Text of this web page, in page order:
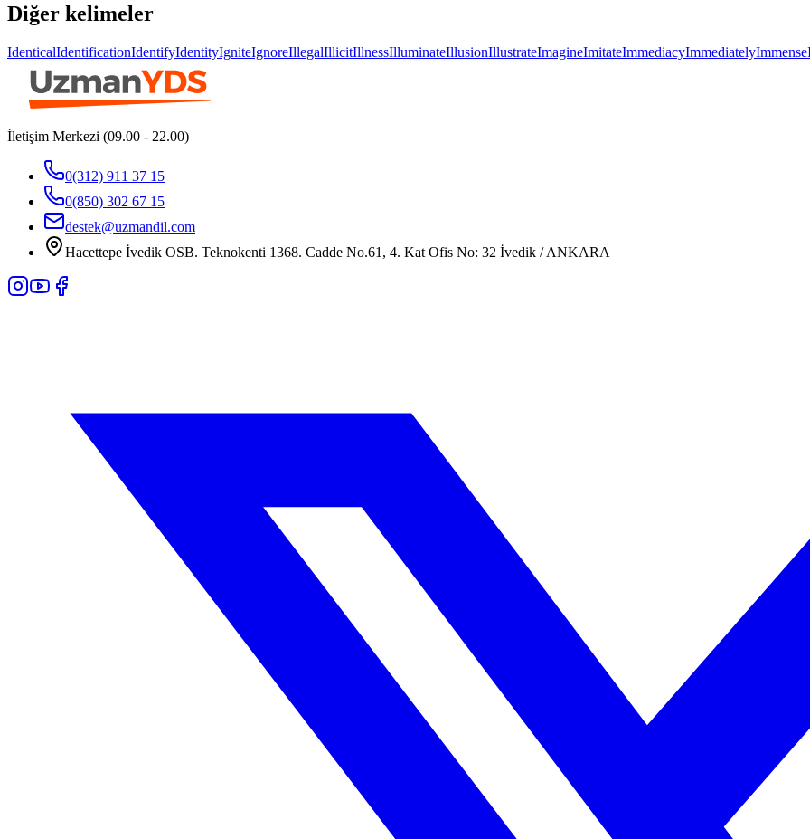
Diğer kelimeler
IdenticalIdentificationIdentifyIdentityIgniteIgnoreIllegalIllicitIllnessIlluminateIllusionIllustrateImagineImitateImmediacyImmediatelyImmense
İletişim Merkezi (09.00 - 22.00)
0(312) 911 37 15
0(850) 302 67 15
destek@uzmandil.com
Hacettepe İvedik OSB. Teknokenti 1368. Cadde No.61, 4. Kat Ofis No: 32 İvedik / ANKARA